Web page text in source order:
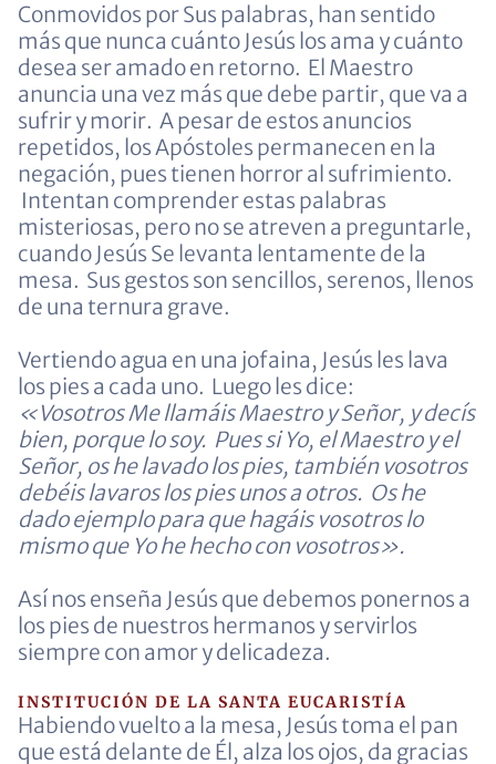
Conmovidos por Sus palabras, han sentido
más que nunca cuánto Jesús los ama y cuánto
desea ser amado en retorno. El Maestro
anuncia una vez más que debe partir, que va a
sufrir y morir. A pesar de estos anuncios
repetidos, los Apóstoles permanecen en la
negación, pues tienen horror al sufrimiento.
Intentan comprender estas palabras
misteriosas, pero no se atreven a preguntarle,
cuando Jesús Se levanta lentamente de la
mesa. Sus gestos son sencillos, serenos, llenos
de una ternura grave.
Vertiendo agua en una jofaina, Jesús les lava
los pies a cada uno. Luego les dice:
«Vosotros Me llamáis Maestro y Señor, y decís
bien, porque lo soy. Pues si Yo, el Maestro y el
Señor, os he lavado los pies, también vosotros
debéis lavaros los pies unos a otros. Os he
dado ejemplo para que hagáis vosotros lo
mismo que Yo he hecho con vosotros».
Así nos enseña Jesús que debemos ponernos a
los pies de nuestros hermanos y servirlos
siempre con amor y delicadeza.
INSTITUCIÓN DE LA SANTA EUCARISTÍA
Habiendo vuelto a la mesa, Jesús toma el pan
que está delante de Él, alza los ojos, da gracias